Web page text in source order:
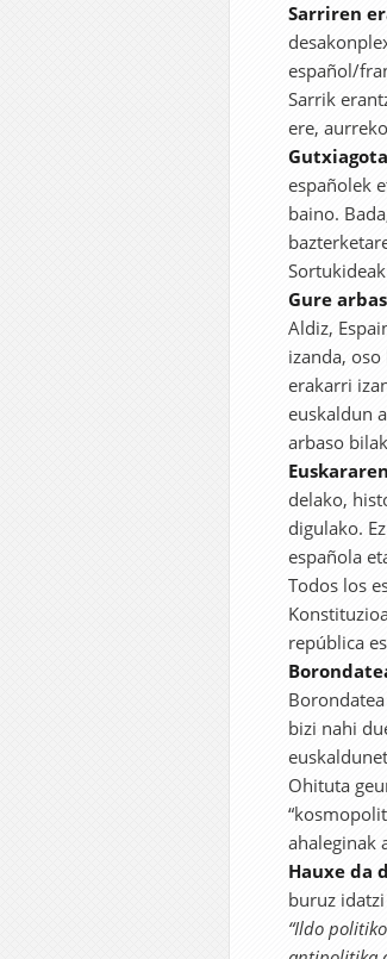
Sarriren
español/
Sarrik
ere,
españolek
baino.
Gure
Aldiz,
izanda,
erakarri
euskaldun
arbaso
delako,
digulako.
española
Todos los
república
bizi nahi
Ohituta
ahaleginak
Hauxe da
buruz
“Ildo